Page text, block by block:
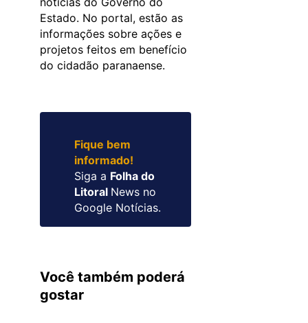
Estado. No portal, estão as
informações sobre ações e
projetos feitos em benefício
do cidadão paranaense.
Fique bem
informado!
Siga a Folha do
Litoral News no
Google Notícias.
Você também poderá
gostar